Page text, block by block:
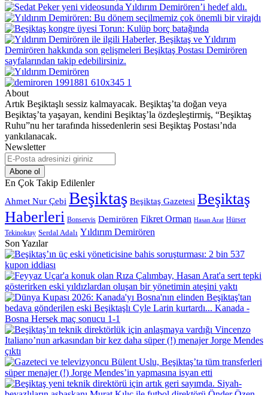
About
Artık Beşiktaşlı sessiz kalmayacak. Beşiktaş’ta doğan veya
Beşiktaş’ta yaşayan, kendini Beşiktaş’la özdeşleştirmiş, “Beşiktaş
Ruhu”nu her tarafında hissedenlerin sesi Beşiktaş Postası’nda
yankılanacak.
Newsletter
E-
Posta
adresinizi
giriniz
En Çok Takip Edilenler
Ahmet Nur Çebi Beşiktaş Beşiktaş Gazetesi Beşiktaş
Haberleri Bonservis Demirören Fikret Orman Hasan Arat Hürser
Tekinoktay Serdal Adalı Yıldırım Demirören
Son Yazılar